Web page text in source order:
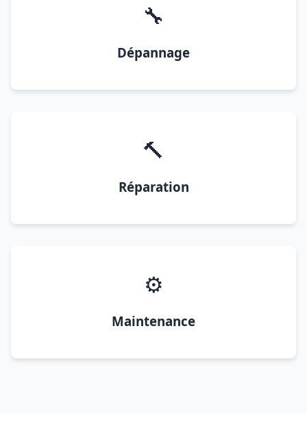
🔧
Dépannage
🔨
Réparation
⚙️
Maintenance